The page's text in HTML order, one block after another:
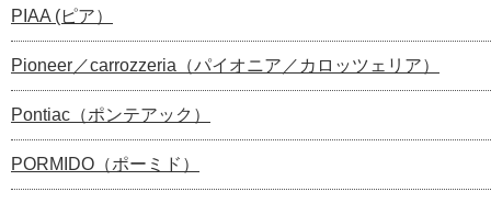
PIAA (ピア）
Pioneer／carrozzeria（パイオニア／カロッツェリア）
Pontiac（ポンテアック）
PORMIDO（ポーミド）